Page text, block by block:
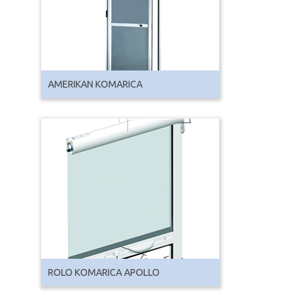
AMERIKAN KOMARICA
ROLO KOMARICA APOLLO